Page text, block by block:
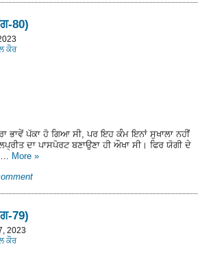
80)
ਕੌਰ
ਭਾਵੇਂ ਪੱਕਾ ਹੋ ਗਿਆ ਸੀ, ਪਰ ਇਹ ਕੰੰਮ ਇਨਾਂ ਸੁਖਾਲਾ ਨਹੀਂ
ਦਾ ਪਾਸਪੋਰਟ ਬਣਾਉਣਾ ਹੀ ਔਖਾ ਸੀ। ਫਿਰ ਯੋਗੀ ਦੇ
More »
79)
2023
ਕੌਰ